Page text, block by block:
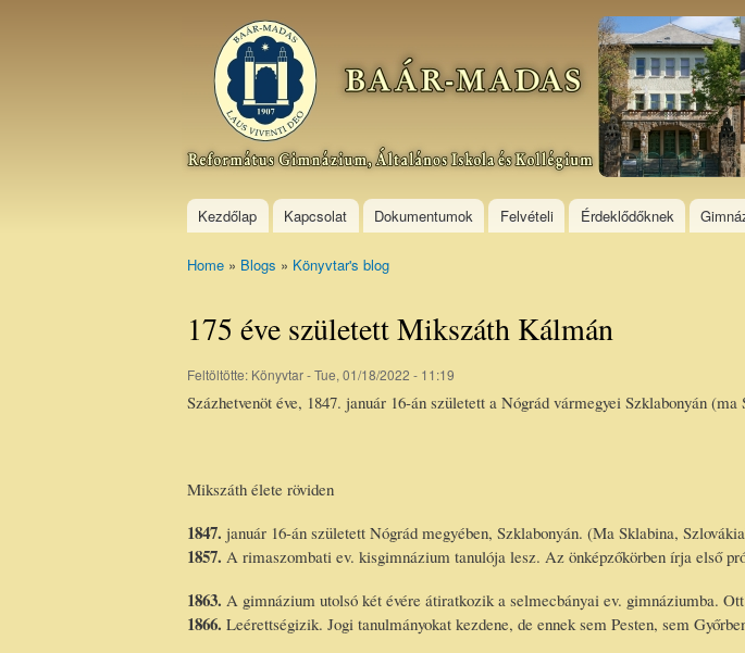
Skip to
main
content
Baár–
Madas
Református
Gimnázium,
Általános
Kollégium
Kezdőlap Kapcsolat Dokumentumok Felvételi Érdeklődőknek
Home » Blogs » Könyvtar's blog
175 éve született Mikszáth Kálmán
Feltöltötte: Könyvtar- Tue, 01/18/2022 - 11:19
Százhetvenöt éve, 1847. január 16-án született a Nógrád vármegyei Szklabonyán
Mikszáth élete röviden
1847. január 16-án született Nógrád megyében, Szklabonyán. (Ma Sklabina,
1857. A rimaszombati ev. kisgimnázium tanulója lesz. Az önképzőkörben írja első
1863. A gimnázium utolsó két évére átiratkozik a selmecbányai ev. gimnáziumba.
1866. Leérettségizik. Jogi tanulmányokat kezdene, de ennek sem Pesten, sem